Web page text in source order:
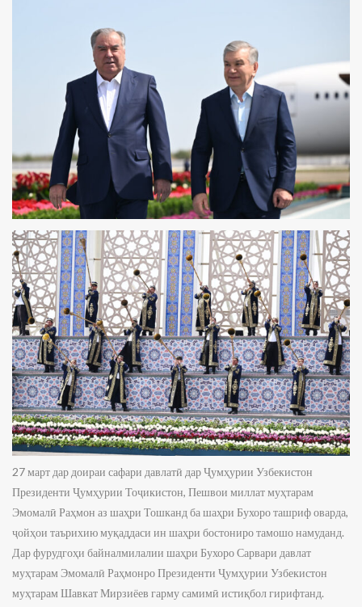
27 март дар доираи сафари давлатӣ дар Ҷумҳурии Узбекистон
Президенти Ҷумҳурии Тоҷикистон, Пешвои миллат муҳтарам
Эмомалӣ Раҳмон аз шаҳри Тошканд ба шаҳри Бухоро ташриф оварда,
ҷойҳои таърихию муқаддаси ин шаҳри бостониро тамошо намуданд.
Дар фурудгоҳи байналмилалии шаҳри Бухоро Сарвари давлат
муҳтарам Эмомалӣ Раҳмонро Президенти Ҷумҳурии Узбекистон
муҳтарам Шавкат Мирзиёев гарму самимӣ истиқбол гирифтанд.